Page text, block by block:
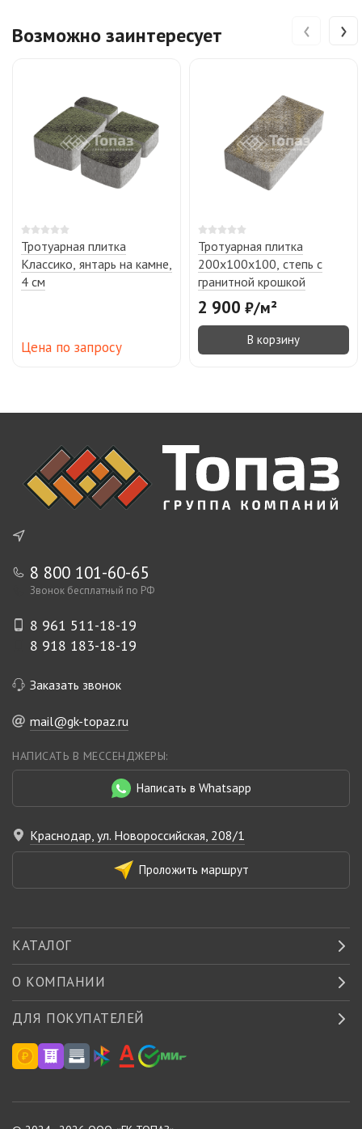
Возможно заинтересует
Тротуарная плитка
Классико, янтарь на камне,
4 см
Цена по запросу
Тротуарная плитка
200х100х100, степь с
гранитной крошкой
2 900 ₽/м²
В корзину
‹ ›
8 800 101-60-65
Звонок бесплатный по РФ
8 961 511-18-19
8 918 183-18-19
Заказать звонок
mail@gk-topaz.ru
НАПИСАТЬ В МЕССЕНДЖЕРЫ:
Написать в Whatsapp
Краснодар, ул. Новороссийская, 208/1
Проложить маршрут
КАТАЛОГ
О КОМПАНИИ
ДЛЯ ПОКУПАТЕЛЕЙ